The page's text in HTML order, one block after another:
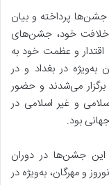
پرداخته و بیان
خلافت خود، جشن‌های
اقتدار و عظمت خود به
به‌ویژه در بغداد و در
می‌شدند و حضور
و غیر اسلامی در
بود.
این جشن‌ها در دوران
و مهرگان، به‌ویژه در